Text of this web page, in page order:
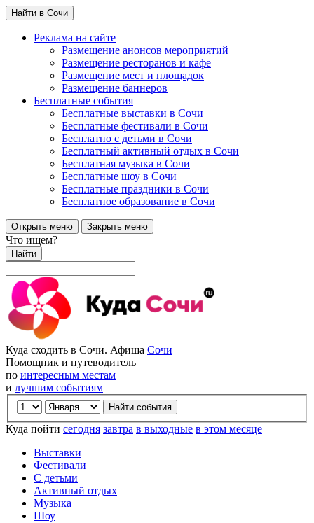
Найти в Сочи
Реклама на сайте
Размещение анонсов мероприятий
Размещение ресторанов и кафе
Размещение мест и площадок
Размещение баннеров
Бесплатные события
Бесплатные выставки в Сочи
Бесплатные фестивали в Сочи
Бесплатно с детьми в Сочи
Бесплатный активный отдых в Сочи
Бесплатная музыка в Сочи
Бесплатные шоу в Сочи
Бесплатные праздники в Сочи
Бесплатное образование в Сочи
Открыть меню Закрыть меню
Что ищем?
Найти
Куда сходить в Сочи. Афиша Сочи
Помощник и путеводитель
по интересным местам
и лучшим событиям
Куда пойти сегодня завтра в выходные в этом месяце
Выставки
Фестивали
С детьми
Активный отдых
Музыка
Шоу